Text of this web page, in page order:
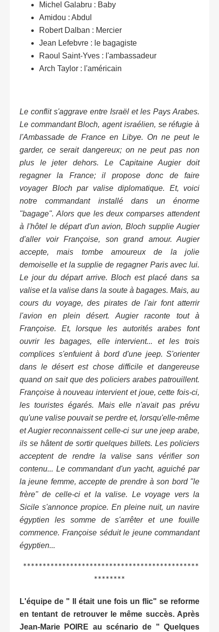
Michel Galabru : Baby
Amidou : Abdul
Robert Dalban : Mercier
Jean Lefebvre : le bagagiste
Raoul Saint-Yves : l'ambassadeur
Arch Taylor : l'américain
Le conflit s'aggrave entre Israël et les Pays Arabes.
Le commandant Bloch, agent israélien, se réfugie à
l'Ambassade de France en Libye. On ne peut le
garder, ce serait dangereux; on ne peut pas non
plus le jeter dehors. Le Capitaine Augier doit
regagner la France; il propose donc de faire
voyager Bloch par valise diplomatique. Et, voici
notre commandant installé dans un énorme
"bagage". Alors que les deux comparses attendent
à l'hôtel le départ d'un avion, Bloch supplie Augier
d'aller voir Françoise, son grand amour. Augier
accepte, mais tombe amoureux de la jolie
demoiselle et la supplie de regagner Paris avec lui.
Le jour du départ arrive. Bloch est placé dans sa
valise et la valise dans la soute à bagages. Mais, au
cours du voyage, des pirates de l'air font atterrir
l'avion en plein désert. Augier raconte tout à
Françoise. Et, lorsque les autorités arabes font
ouvrir les bagages, elle intervient... et les trois
complices s'enfuient à bord d'une jeep. S'orienter
dans le désert est chose difficile et dangereuse
quand on sait que des policiers arabes patrouillent.
Françoise à nouveau intervient et joue, cette fois-ci,
les touristes égarés. Mais elle n'avait pas prévu
qu'une valise pouvait se perdre et, lorsqu'elle-même
et Augier reconnaissent celle-ci sur une jeep arabe,
ils se hâtent de sortir quelques billets. Les policiers
acceptent de rendre la valise sans vérifier son
contenu... Le commandant d'un yacht, aguiché par
la jeune femme, accepte de prendre à son bord "le
frère" de celle-ci et la valise. Le voyage vers la
Sicile s'annonce propice. En pleine nuit, un navire
égyptien les somme de s'arrêter et une fouille
commence. Françoise séduit le jeune commandant
égyptien...
*********************************************
********
L'équipe de " Il était une fois un flic" se reforme
en tentant de retrouver le même succès. Après
Jean-Marie POIRE au scénario de " Quelques